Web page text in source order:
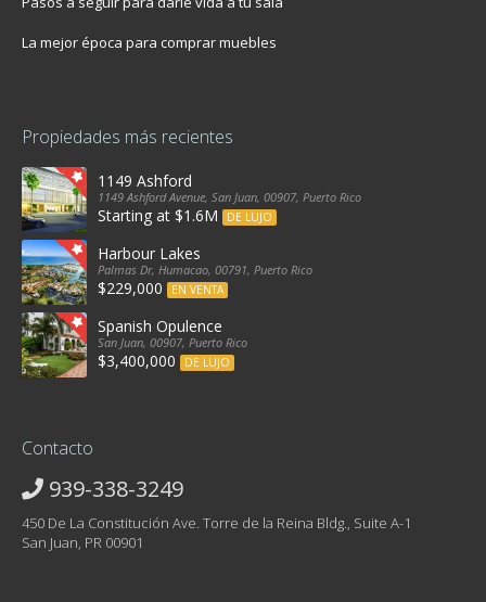
La mejor época para comprar muebles
Propiedades más recientes
1149 Ashford
1149 Ashford Avenue, San Juan, 00907, Puerto Rico
Starting at $1.6M DE LUJO
Harbour Lakes
Palmas Dr, Humacao, 00791, Puerto Rico
$229,000 EN VENTA
Spanish Opulence
San Juan, 00907, Puerto Rico
$3,400,000 DE LUJO
Contacto
939-338-3249
450 De La Constitución Ave. Torre de la Reina Bldg., Suite A-1
San Juan, PR 00901